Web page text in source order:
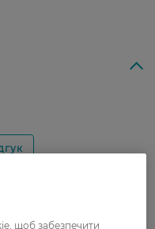
сліди. Аромат
щоб забезпечити